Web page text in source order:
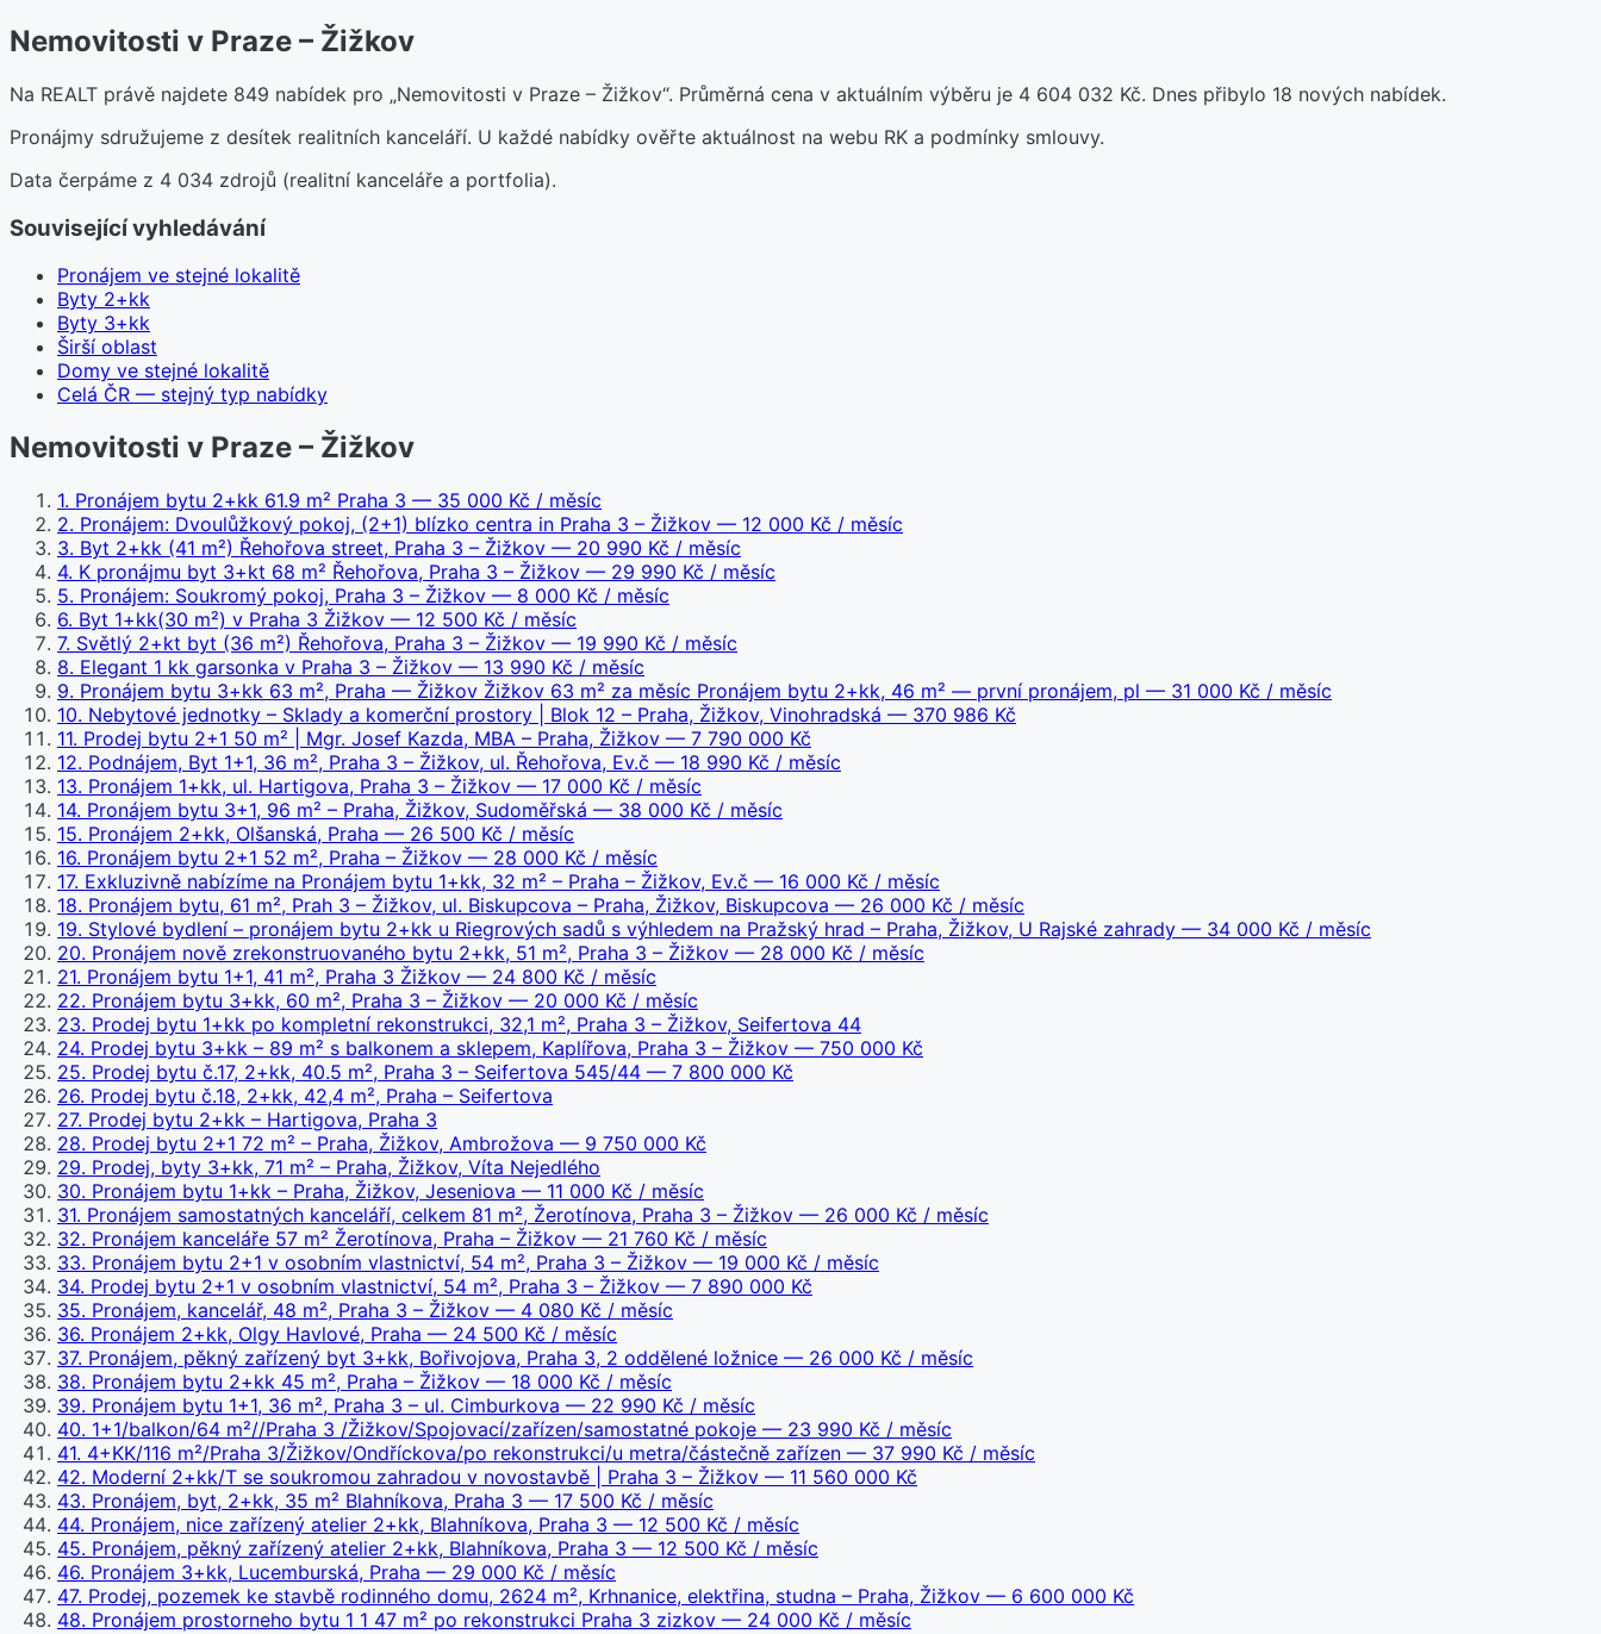
Nemovitosti v Praze – Žižkov
Na REALT právě najdete 849 nabídek pro „Nemovitosti v Praze – Žižkov“. Průměrná cena v aktuálním výběru je 4 604 032 Kč. Dnes přibylo 18 nových nabídek.
Pronájmy sdružujeme z desítek realitních kanceláří. U každé nabídky ověřte aktuálnost na webu RK a podmínky smlouvy.
Data čerpáme z 4 034 zdrojů (realitní kanceláře a portfolia).
Související vyhledávání
Pronájem ve stejné lokalitě
Byty 2+kk
Byty 3+kk
Širší oblast
Domy ve stejné lokalitě
Celá ČR — stejný typ nabídky
Nemovitosti v Praze – Žižkov
1. Pronájem bytu 2+kk 61.9 m² Praha 3 — 35 000 Kč / měsíc
2. Pronájem: Dvoulůžkový pokoj, (2+1) blízko centra in Praha 3 – Žižkov — 12 000 Kč / měsíc
3. Byt 2+kk (41 m²) Řehořova street, Praha 3 – Žižkov — 20 990 Kč / měsíc
4. K pronájmu byt 3+kt 68 m² Řehořova, Praha 3 – Žižkov — 29 990 Kč / měsíc
5. Pronájem: Soukromý pokoj, Praha 3 – Žižkov — 8 000 Kč / měsíc
6. Byt 1+kk(30 m²) v Praha 3 Žižkov — 12 500 Kč / měsíc
7. Světlý 2+kt byt (36 m²) Řehořova, Praha 3 – Žižkov — 19 990 Kč / měsíc
8. Elegant 1 kk garsonka v Praha 3 – Žižkov — 13 990 Kč / měsíc
9. Pronájem bytu 3+kk 63 m², Praha — Žižkov Žižkov 63 m² za měsíc Pronájem bytu 2+kk, 46 m² — první pronájem, pl — 31 000 Kč / měsíc
10. Nebytové jednotky – Sklady a komerční prostory | Blok 12 – Praha, Žižkov, Vinohradská — 370 986 Kč
11. Prodej bytu 2+1 50 m² | Mgr. Josef Kazda, MBA – Praha, Žižkov — 7 790 000 Kč
12. Podnájem, Byt 1+1, 36 m², Praha 3 – Žižkov, ul. Řehořova, Ev.č — 18 990 Kč / měsíc
13. Pronájem 1+kk, ul. Hartigova, Praha 3 – Žižkov — 17 000 Kč / měsíc
14. Pronájem bytu 3+1, 96 m² – Praha, Žižkov, Sudoměřská — 38 000 Kč / měsíc
15. Pronájem 2+kk, Olšanská, Praha — 26 500 Kč / měsíc
16. Pronájem bytu 2+1 52 m², Praha – Žižkov — 28 000 Kč / měsíc
17. Exkluzivně nabízíme na Pronájem bytu 1+kk, 32 m² – Praha – Žižkov, Ev.č — 16 000 Kč / měsíc
18. Pronájem bytu, 61 m², Prah 3 – Žižkov, ul. Biskupcova – Praha, Žižkov, Biskupcova — 26 000 Kč / měsíc
19. Stylové bydlení – pronájem bytu 2+kk u Riegrových sadů s výhledem na Pražský hrad – Praha, Žižkov, U Rajské zahrady — 34 000 Kč / měsíc
20. Pronájem nově zrekonstruovaného bytu 2+kk, 51 m², Praha 3 – Žižkov — 28 000 Kč / měsíc
21. Pronájem bytu 1+1, 41 m², Praha 3 Žižkov — 24 800 Kč / měsíc
22. Pronájem bytu 3+kk, 60 m², Praha 3 – Žižkov — 20 000 Kč / měsíc
23. Prodej bytu 1+kk po kompletní rekonstrukci, 32,1 m², Praha 3 – Žižkov, Seifertova 44
24. Prodej bytu 3+kk – 89 m² s balkonem a sklepem, Kaplířova, Praha 3 – Žižkov — 750 000 Kč
25. Prodej bytu č.17, 2+kk, 40.5 m², Praha 3 – Seifertova 545/44 — 7 800 000 Kč
26. Prodej bytu č.18, 2+kk, 42,4 m², Praha – Seifertova
27. Prodej bytu 2+kk – Hartigova, Praha 3
28. Prodej bytu 2+1 72 m² – Praha, Žižkov, Ambrožova — 9 750 000 Kč
29. Prodej, byty 3+kk, 71 m² – Praha, Žižkov, Víta Nejedlého
30. Pronájem bytu 1+kk – Praha, Žižkov, Jeseniova — 11 000 Kč / měsíc
31. Pronájem samostatných kanceláří, celkem 81 m², Žerotínova, Praha 3 – Žižkov — 26 000 Kč / měsíc
32. Pronájem kanceláře 57 m² Žerotínova, Praha – Žižkov — 21 760 Kč / měsíc
33. Pronájem bytu 2+1 v osobním vlastnictví, 54 m², Praha 3 – Žižkov — 19 000 Kč / měsíc
34. Prodej bytu 2+1 v osobním vlastnictví, 54 m², Praha 3 – Žižkov — 7 890 000 Kč
35. Pronájem, kancelář, 48 m², Praha 3 – Žižkov — 4 080 Kč / měsíc
36. Pronájem 2+kk, Olgy Havlové, Praha — 24 500 Kč / měsíc
37. Pronájem, pěkný zařízený byt 3+kk, Bořivojova, Praha 3, 2 oddělené ložnice — 26 000 Kč / měsíc
38. Pronájem bytu 2+kk 45 m², Praha – Žižkov — 18 000 Kč / měsíc
39. Pronájem bytu 1+1, 36 m², Praha 3 – ul. Cimburkova — 22 990 Kč / měsíc
40. 1+1/balkon/64 m²//Praha 3 /Žižkov/Spojovací/zařízen/samostatné pokoje — 23 990 Kč / měsíc
41. 4+KK/116 m²/Praha 3/Žižkov/Ondříckova/po rekonstrukci/u metra/částečně zařízen — 37 990 Kč / měsíc
42. Moderní 2+kk/T se soukromou zahradou v novostavbě | Praha 3 – Žižkov — 11 560 000 Kč
43. Pronájem, byt, 2+kk, 35 m² Blahníkova, Praha 3 — 17 500 Kč / měsíc
44. Pronájem, nice zařízený atelier 2+kk, Blahníkova, Praha 3 — 12 500 Kč / měsíc
45. Pronájem, pěkný zařízený atelier 2+kk, Blahníkova, Praha 3 — 12 500 Kč / měsíc
46. Pronájem 3+kk, Lucemburská, Praha — 29 000 Kč / měsíc
47. Prodej, pozemek ke stavbě rodinného domu, 2624 m², Krhnanice, elektřina, studna – Praha, Žižkov — 6 600 000 Kč
48. Pronájem prostorneho bytu 1 1 47 m² po rekonstrukci Praha 3 zizkov — 24 000 Kč / měsíc